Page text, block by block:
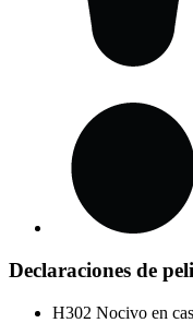
Declaraciones de
H302 Nocivo en